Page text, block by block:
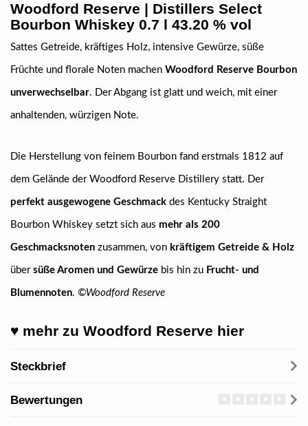
Woodford Reserve | Distillers Select
Bourbon Whiskey 0.7 l 43.20 % vol
Sattes Getreide, kräftiges Holz, intensive Gewürze, süße
Früchte und florale Noten machen Woodford Reserve Bourbon
unverwechselbar. Der Abgang ist glatt und weich, mit einer
anhaltenden, würzigen Note.
Die Herstellung von feinem Bourbon fand erstmals 1812 auf
dem Gelände der Woodford Reserve Distillery statt. Der
perfekt ausgewogene Geschmack des Kentucky Straight
Bourbon Whiskey setzt sich aus mehr als 200
Geschmacksnoten zusammen, von kräftigem Getreide & Holz
über süße Aromen und Gewürze bis hin zu Frucht- und
Blumennoten. ©Woodford Reserve
♥ mehr zu Woodford Reserve hier
Steckbrief
Bewertungen